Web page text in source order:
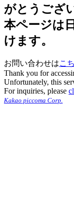
がとうござ
本ページは
けます。
お問い合わせはこ
Thank you for
Unfortunately, this
For inquiries, please
Kakao piccoma Corp.